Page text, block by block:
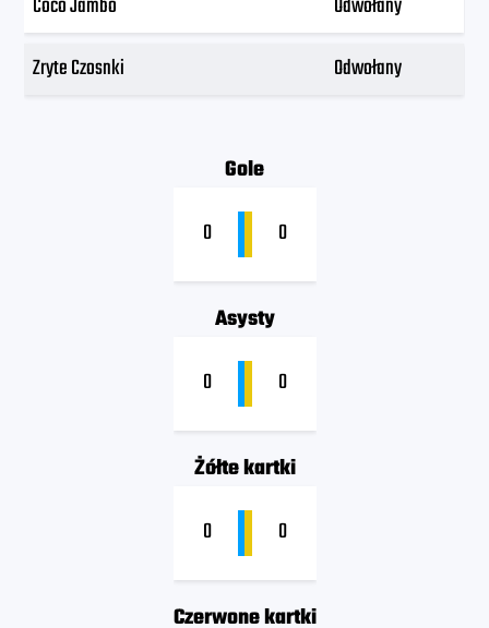
Coco Jambo
Odwołany
Zryte Czosnki
Odwołany
Gole
0
0
Asysty
0
0
Żółte kartki
0
0
Czerwone kartki